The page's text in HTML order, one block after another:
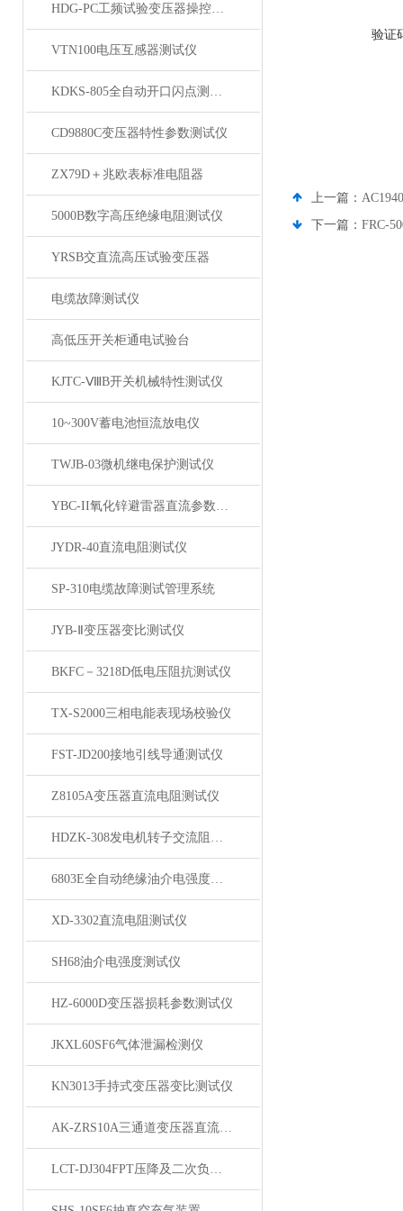
HDG-PC工频试验变压器操控装置
VTN100电压互感器测试仪
KDKS-805全自动开口闪点测定仪
CD9880C变压器特性参数测试仪
ZX79D＋兆欧表标准电阻器
5000B数字高压绝缘电阻测试仪
YRSB交直流高压试验变压器
电缆故障测试仪
高低压开关柜通电试验台
KJTC-ⅧB开关机械特性测试仪
10~300V蓄电池恒流放电仪
TWJB-03微机继电保护测试仪
YBC-II氧化锌避雷器直流参数测试仪
JYDR-40直流电阻测试仪
SP-310电缆故障测试管理系统
JYB-Ⅱ变压器变比测试仪
BKFC－3218D低电压阻抗测试仪
TX-S2000三相电能表现场校验仪
FST-JD200接地引线导通测试仪
Z8105A变压器直流电阻测试仪
HDZK-308发电机转子交流阻抗测试仪
6803E全自动绝缘油介电强度测试仪
XD-3302直流电阻测试仪
SH68油介电强度测试仪
HZ-6000D变压器损耗参数测试仪
JKXL60SF6气体泄漏检测仪
KN3013手持式变压器变比测试仪
AK-ZRS10A三通道变压器直流电阻测试仪
LCT-DJ304FPT压降及二次负荷测试仪
验证
上一篇：
下一篇： FRC-